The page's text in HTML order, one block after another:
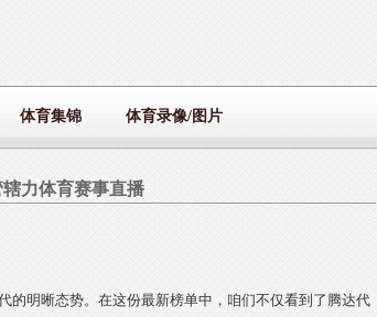
体育集锦 体育录像/图片
力体育赛事直播
的明晰态势。在这份最新榜单中，咱们不仅看到了腾达代